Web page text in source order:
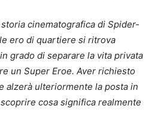
cinematografica di Spider-
ero di quartiere si ritrova
grado di separare la vita privata
un Super Eroe. Aver richiesto
alzerà ulteriormente la posta in
cosa significa realmente